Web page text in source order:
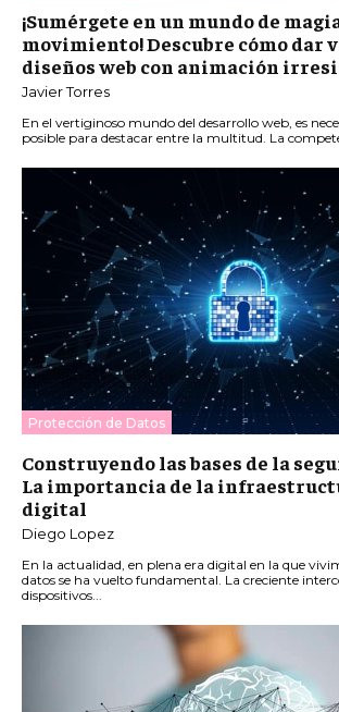
¡Sumérgete en un mundo de
movimiento! Descubre cómo dar
diseños web con animación
Javier Torres
En el vertiginoso mundo del desarrollo web, es
posible para destacar entre la multitud. La
Protección de Datos
Construyendo las bases de la
La importancia de la
digital
Diego Lopez
En la actualidad, en plena era digital en la que
datos se ha vuelto fundamental. La creciente
dispositivos...